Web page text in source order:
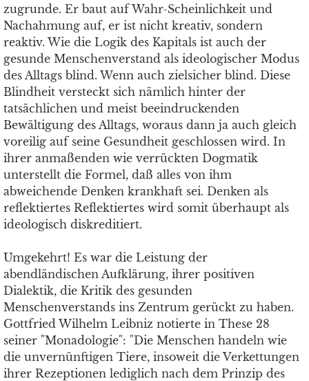
zugrunde. Er baut auf Wahr-Scheinlichkeit und
Nachahmung auf, er ist nicht kreativ, sondern
reaktiv. Wie die Logik des Kapitals ist auch der
gesunde Menschenverstand als ideologischer Modus
des Alltags blind. Wenn auch zielsicher blind. Diese
Blindheit versteckt sich nämlich hinter der
tatsächlichen und meist beeindruckenden
Bewältigung des Alltags, woraus dann ja auch gleich
voreilig auf seine Gesundheit geschlossen wird. In
ihrer anmaßenden wie verrückten Dogmatik
unterstellt die Formel, daß alles von ihm
abweichende Denken krankhaft sei. Denken als
reflektiertes Reflektiertes wird somit überhaupt als
ideologisch diskreditiert.
Umgekehrt! Es war die Leistung der
abendländischen Aufklärung, ihrer positiven
Dialektik, die Kritik des gesunden
Menschenverstands ins Zentrum gerückt zu haben.
Gottfried Wilhelm Leibniz notierte in These 28
seiner "Monadologie": "Die Menschen handeln wie
die unvernünftigen Tiere, insoweit die Verkettungen
ihrer Rezeptionen lediglich nach dem Prinzip des